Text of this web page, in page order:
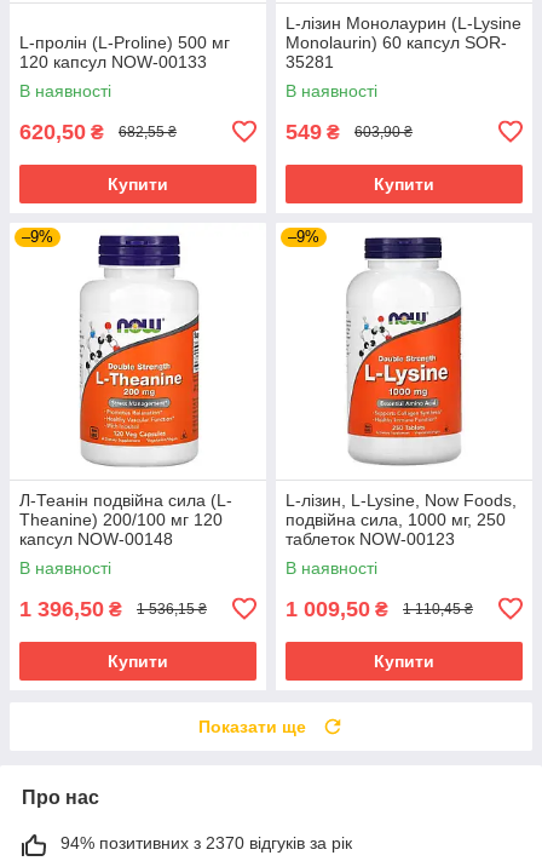
L-пролін (L-Proline) 500 мг
120 капсул NOW-00133
В наявності
620,50 ₴ 682,55 ₴
Купити
L-лізин Монолаурин (L-Lysine
Monolaurin) 60 капсул SOR-
35281
В наявності
549 ₴ 603,90 ₴
Купити
–9%
Л-Теанін подвійна сила (L-
Theanine) 200/100 мг 120
капсул NOW-00148
В наявності
1 396,50 ₴ 1 536,15 ₴
Купити
–9%
L-лізин, L-Lysine, Now Foods,
подвійна сила, 1000 мг, 250
таблеток NOW-00123
В наявності
1 009,50 ₴ 1 110,45 ₴
Купити
Показати ще
Про нас
94% позитивних з 2370 відгуків за рік